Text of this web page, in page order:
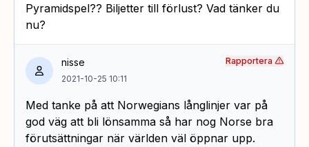
Pyramidspel?? Biljetter till förlust? Vad tänker du
nu?
nisse
2021-10-25 10:11
Med tanke på att Norwegians långlinjer var på
god väg att bli lönsamma så har nog Norse bra
förutsättningar när världen väl öppnar upp.
Rapportera